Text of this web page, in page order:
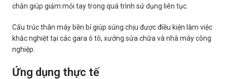
chắn giúp giảm mỏi tay trong quá trình sử dụng liên tục.
Cấu trúc thân máy bền bỉ giúp súng chịu được điều kiện làm việc
khắc nghiệt tại các gara ô tô, xưởng sửa chữa và nhà máy công
nghiệp.
Ứng dụng thực tế